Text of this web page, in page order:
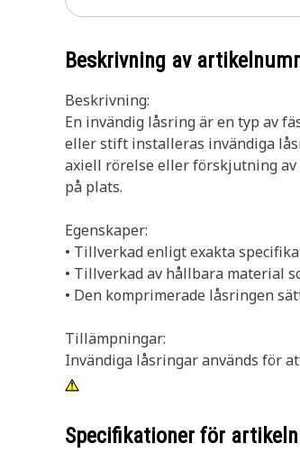
Beskrivning av
Beskrivning:
En invändig låsring är en typ av
eller stift installeras invändiga
axiell rörelse eller förskjutning av
på plats.
Egenskaper:
• Tillverkad enligt exakta
• Tillverkad av hållbara material
• Den komprimerade låsringen
Tillämpningar:
Invändiga låsringar används för
Specifikationer för